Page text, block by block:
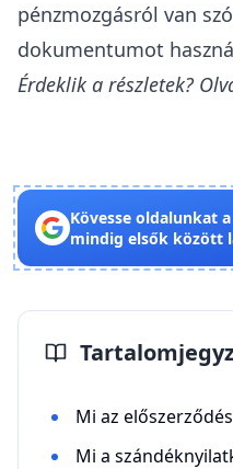
pénzmozgásról van
dokumentumot
Érdeklik a részletek?
Kövesse oldalunkat
mindig elsők között
Mi az
Mi a